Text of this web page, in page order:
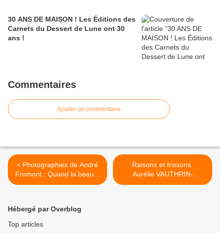
30 ANS DE MAISON ! Les Éditions des
Carnets du Dessert de Lune ont 30
ans !
Commentaires
Ajouter un commentaire
< Photographies de André
Fromont : Quand la beauté
surgit
Raisons et frissons.
Aurélie VAUTHRIN-
LEDENT, La question qui
Hébergé par Overblog
Top articles